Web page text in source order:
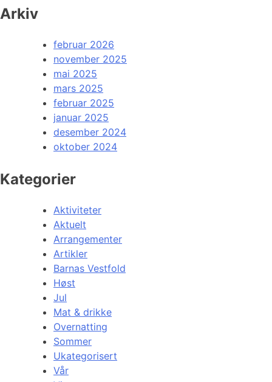
Arkiv
februar 2026
november 2025
mai 2025
mars 2025
februar 2025
januar 2025
desember 2024
oktober 2024
Kategorier
Aktiviteter
Aktuelt
Arrangementer
Artikler
Barnas Vestfold
Høst
Jul
Mat & drikke
Overnatting
Sommer
Ukategorisert
Vår